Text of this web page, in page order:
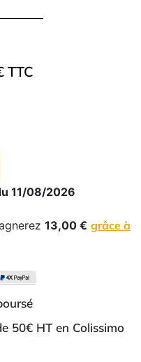
TTC
11/08/2026
13,00 € grâce à
50€ HT en Colissimo